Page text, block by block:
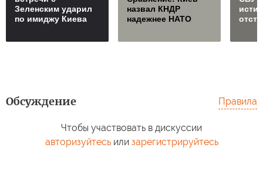
Зеленским ударил
по имиджу Киева
назвал КНДР
надежнее НАТО
Обсуждение Правила
Чтобы участвовать в дискуссии
авторизуйтесьили зарегистрируйтесь